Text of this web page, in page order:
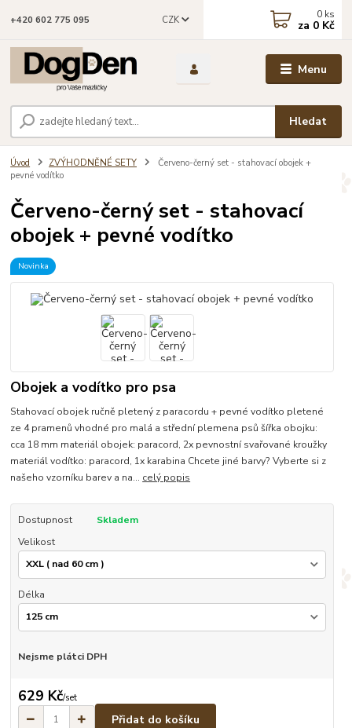
Menu
CZK
Hledat
+420 602 775 095 0 ks
za 0 Kč
Úvod ZVÝHODNĚNÉ SETY
Červeno-černý set - stahovací obojek +
pevné vodítko
Červeno-černý set - stahovací
obojek + pevné vodítko
Novinka
Obojek a vodítko pro psa
Stahovací obojek ručně pletený z paracordu + pevné vodítko pletené
ze 4 pramenů vhodné pro malá a střední plemena psů šířka obojku:
cca 18 mm materiál obojek: paracord, 2x pevnostní svařované kroužky
materiál vodítko: paracord, 1x karabina Chcete jiné barvy? Vyberte si z
našeho vzorníku barev a na... celý popis
Dostupnost
Skladem
Velikost
Délka
Nejsme plátci DPH
629 Kč/set
Přidat do košíku